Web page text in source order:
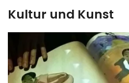
Kultur und Kunst
kultur & kunst
Ausstellungen